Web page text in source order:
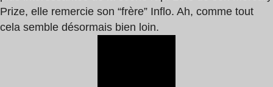
Prize, elle remercie son “frère” Inflo. Ah, comme tout
cela semble désormais bien loin.